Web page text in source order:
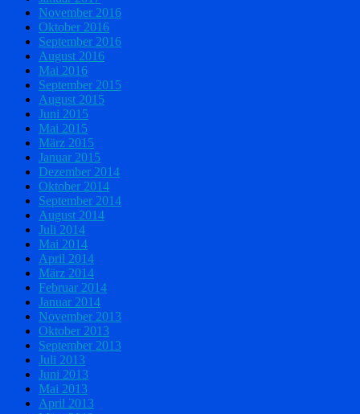
November 2016
Oktober 2016
September 2016
August 2016
Mai 2016
September 2015
August 2015
Juni 2015
Mai 2015
März 2015
Januar 2015
Dezember 2014
Oktober 2014
September 2014
August 2014
Juli 2014
Mai 2014
April 2014
März 2014
Februar 2014
Januar 2014
November 2013
Oktober 2013
September 2013
Juli 2013
Juni 2013
Mai 2013
April 2013